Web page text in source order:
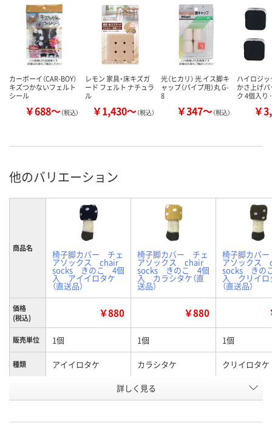
カーボーイ（CAR-BOY）
キズつかないフェルト
シール
￥688～（税込）
レモン 家具・床キズガ
ード フェルト ナチュラ
ル
￥1,430～（税込）
光（ヒカリ） 光 イス脚キ
ャップ（パイプ用）丸 G-
8
￥347～（税込）
ハイロジ
かさ上げ
ク 4個入
￥
他のバリエーション
商品名
椅子脚カバー チェ
アソックス chair
socks きのこ 4個
入 アイイロタケ
（直送品）
椅子脚カバー チェ
アソックス chair
socks きのこ 4個
入 カラシタケ（直
送品）
椅子脚カバ
アソックス
socks きの
入 クリイロ
（直送品）
価格
(税込)
￥880 ￥880
販売単位 1個 1個 1個
種類 アイイロタケ カラシタケ クリイロタケ
WW84011 WW84012
詳しく見る